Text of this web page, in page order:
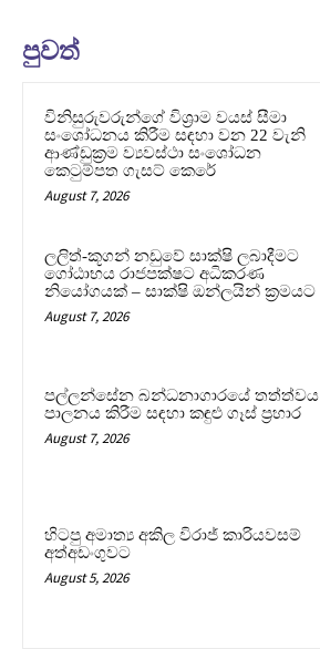
පුවත්
විනිසුරුවරුන්ගේ විශ්‍රාම වයස් සීමා
සංශෝධනය කිරීම සඳහා වන 22 වැනි
ආණ්ඩුක්‍රම ව්‍යවස්ථා සංශෝධන
කෙටුම්පත ගැසට් කෙරේ
August 7, 2026
ලලිත්-කූගන් නඩුවේ සාක්ෂි ලබාදීමට
ගෝඨාභය රාජපක්ෂට අධිකරණ
නියෝගයක් – සාක්ෂි ඔන්ලයින් ක්‍රමයට
August 7, 2026
පල්ලන්සේන බන්ධනාගාරයේ තත්ත්වය
පාලනය කිරීම සඳහා කඳුළු ගෑස් ප්‍රහාර
August 7, 2026
හිටපු අමාත්‍ය අකිල විරාජ් කාරියවසම්
අත්අඩංගුවට
August 5, 2026